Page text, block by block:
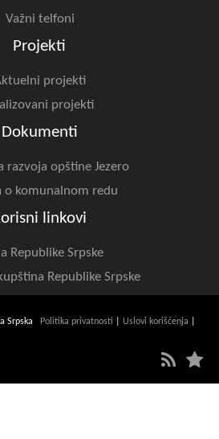
Važni telfoni
Projekti
projekti
projekti
Dokumenti
razvoja opštine Jezero
o komunalnom redu
linkovi
Republike Srpske
Republike Srpske
Srpska Politika privatnosti Uslovi korišćenja